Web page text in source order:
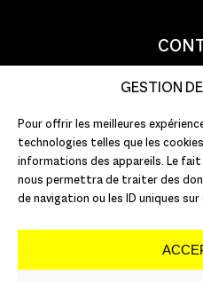
GESTION
Pour offrir les meilleures
technologies telles que les
informations des appareils. Le
nous permettra de traiter des
de navigation ou les ID uniques
44000
T : +33 (0)2
E :